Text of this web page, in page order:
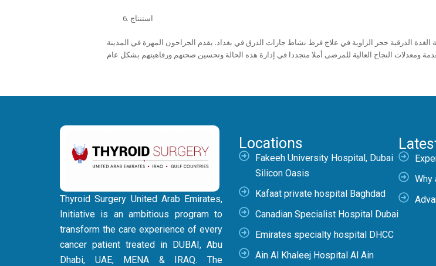
استنتاج
الدرقية حجر الزاوية في علاج فرط نشاط جارات الدرق في بغداد. يقدم الجراحون المهرة في المدينة
Thyroid Surgery United Arab Emirates,
Initiative is an ambitious program to
transform the care experience of every
cancer patient treated in DUBAI, Abu
Dhabi, UAE, MENA & IRAQ. The
Locations
Fakeeh University Hospital, Dubai
Silicon Oasis
Kafaat private hospital Baghdad
Canadian Specialist Hospital Dubai
Emirates specialty hospital DHCC
Ain Al Khaleej Hospital Al Ain
Why